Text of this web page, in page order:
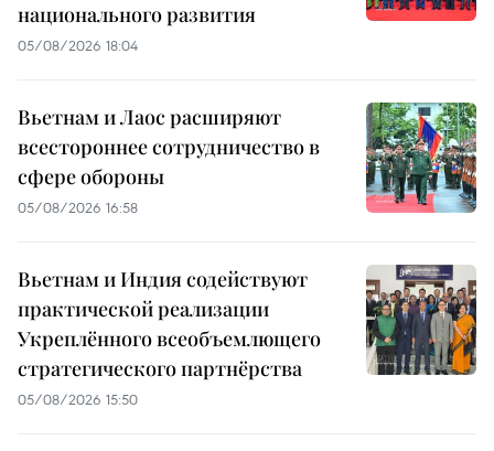
национального развития
05/08/2026 18:04
Вьетнам и Лаос расширяют
всестороннее сотрудничество в
сфере обороны
05/08/2026 16:58
Вьетнам и Индия содействуют
практической реализации
Укреплённого всеобъемлющего
стратегического партнёрства
05/08/2026 15:50